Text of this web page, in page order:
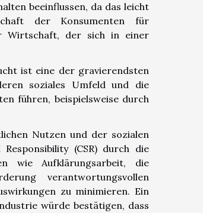
beeinflussen, da das leicht
der Konsumenten für
Wirtschaft, der sich in einer
ist eine der gravierendsten
soziales Umfeld und die
führen, beispielsweise durch
Nutzen und der sozialen
(CSR) durch die
wie Aufklärungsarbeit, die
verantwortungsvollen
zu minimieren. Ein
würde bestätigen, dass